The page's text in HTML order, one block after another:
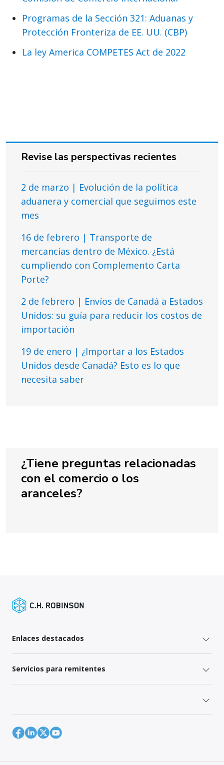
Programas de la Sección 321: Aduanas y
Protección Fronteriza de EE. UU. (CBP)
La ley America COMPETES Act de 2022
Revise las perspectivas recientes
2 de marzo | Evolución de la política
aduanera y comercial que seguimos este
mes
16 de febrero | Transporte de
mercancías dentro de México. ¿Está
cumpliendo con Complemento Carta
Porte?
2 de febrero | Envíos de Canadá a Estados
Unidos: su guía para reducir los costos de
importación
19 de enero | ¿Importar a los Estados
Unidos desde Canadá? Esto es lo que
necesita saber
¿Tiene preguntas relacionadas
con el comercio o los
aranceles?
Enlaces destacados
Servicios para remitentes